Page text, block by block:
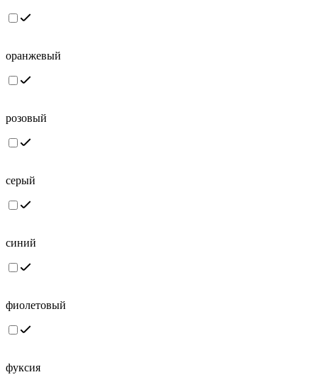
оранжевый
розовый
серый
синий
фиолетовый
фуксия